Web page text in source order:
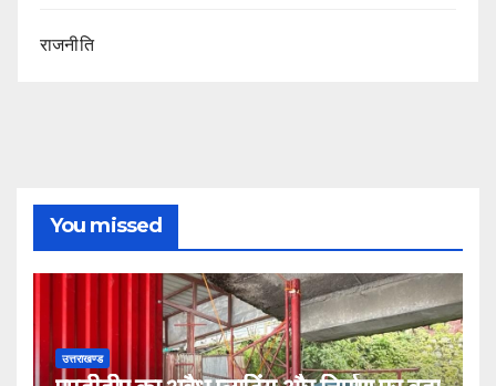
राजनीति
You missed
उत्तराखण्ड